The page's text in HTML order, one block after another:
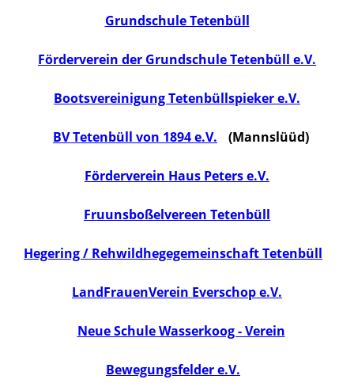
Grundschule Tetenbüll
Förderverein der Grundschule Tetenbüll e.V.
Bootsvereinigung Tetenbüllspieker e.V.
BV Tetenbüll von 1894 e.V. (Mannslüüd)
Förderverein Haus Peters e.V.
Fruunsboßelvereen Tetenbüll
Hegering / Rehwildhegegemeinschaft Tetenbüll
LandFrauenVerein Everschop e.V.
Neue Schule Wasserkoog - Verein
Bewegungsfelder e.V.